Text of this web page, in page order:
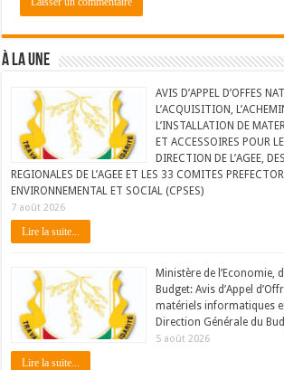
À LA UNE
AVIS D’APPEL D’OFFES
L’ACQUISITION,
L’INSTALLATION DE
ET ACCESSOIRES POUR
DIRECTION DE L’AGEE,
REGIONALES DE L’AGEE ET LES 33 COMITES
ENVIRONNEMENTAL ET SOCIAL (CPSES)
7 août 2026
Lire la suite...
Ministère de l’Economie,
Budget: Avis d’Appel
matériels informatiques
Direction Générale du
5 août 2026
Lire la suite...